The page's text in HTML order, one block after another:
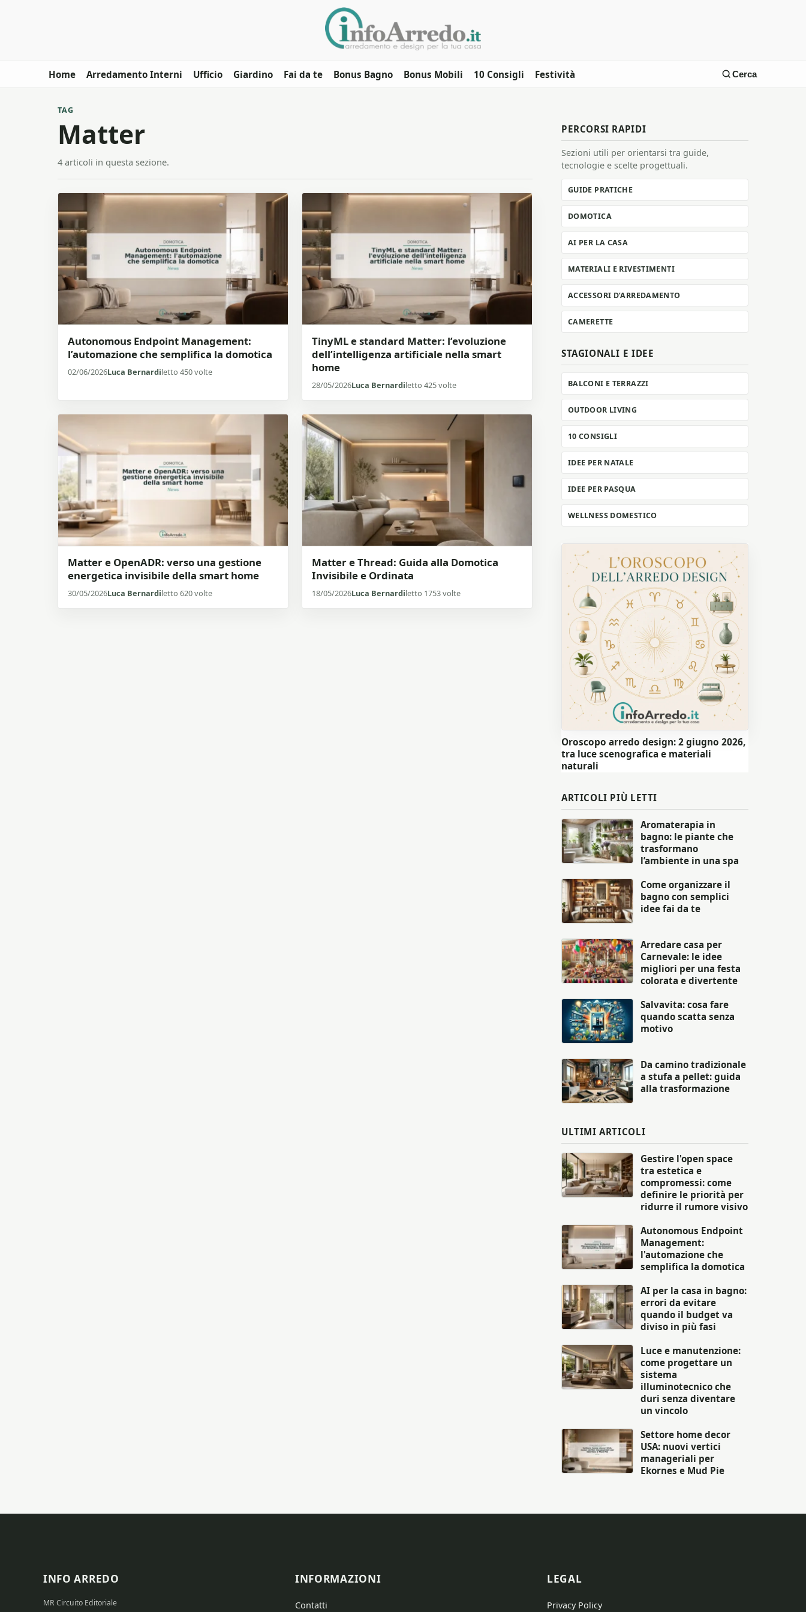
Home Arredamento Interni Ufficio Giardino Fai da te Bonus Bagno Bonus Mobili 10 Consigli Festività Cerca
TAG
Matter
4 articoli in questa sezione.
Autonomous Endpoint Management:
l’automazione che semplifica la domotica
02/06/2026Luca Bernardiletto 450 volte
TinyML e standard Matter: l’evoluzione
dell’intelligenza artificiale nella smart
home
28/05/2026Luca Bernardiletto 425 volte
Matter e OpenADR: verso una gestione
energetica invisibile della smart home
30/05/2026Luca Bernardiletto 620 volte
Matter e Thread: Guida alla Domotica
Invisibile e Ordinata
18/05/2026Luca Bernardiletto 1753 volte
PERCORSI RAPIDI
Sezioni utili per orientarsi tra guide,
tecnologie e scelte progettuali.
GUIDE PRATICHE
DOMOTICA
AI PER LA CASA
MATERIALI E RIVESTIMENTI
ACCESSORI D’ARREDAMENTO
CAMERETTE
STAGIONALI E IDEE
BALCONI E TERRAZZI
OUTDOOR LIVING
10 CONSIGLI
IDEE PER NATALE
IDEE PER PASQUA
WELLNESS DOMESTICO
Oroscopo arredo design: 2 giugno 2026,
tra luce scenografica e materiali
naturali
ARTICOLI PIÙ LETTI
Aromaterapia in
bagno: le piante che
trasformano
l’ambiente in una spa
Come organizzare il
bagno con semplici
idee fai da te
Arredare casa per
Carnevale: le idee
migliori per una festa
colorata e divertente
Salvavita: cosa fare
quando scatta senza
motivo
Da camino tradizionale
a stufa a pellet: guida
alla trasformazione
ULTIMI ARTICOLI
Gestire l'open space
tra estetica e
compromessi: come
definire le priorità per
ridurre il rumore visivo
Autonomous Endpoint
Management:
l'automazione che
semplifica la domotica
AI per la casa in bagno:
errori da evitare
quando il budget va
diviso in più fasi
Luce e manutenzione:
come progettare un
sistema
illuminotecnico che
duri senza diventare
un vincolo
Settore home decor
USA: nuovi vertici
manageriali per
Ekornes e Mud Pie
INFO ARREDO
MR Circuito Editoriale
INFORMAZIONI
Contatti
LEGAL
Privacy Policy